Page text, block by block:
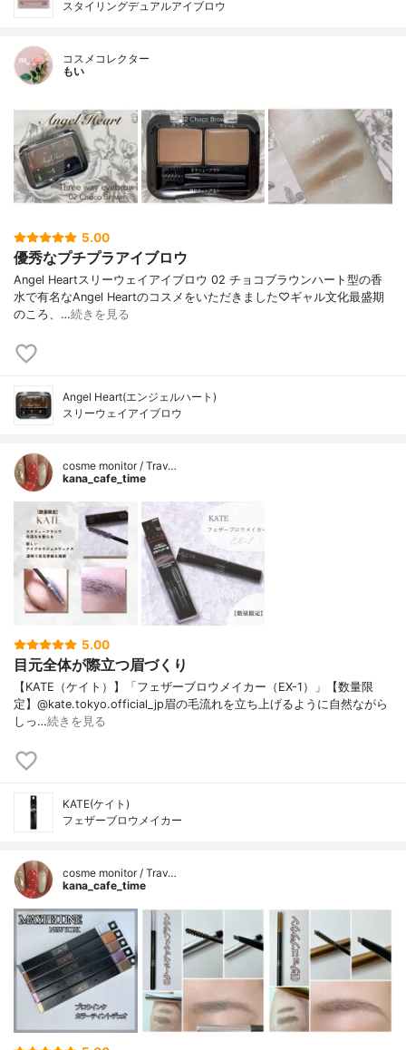
スタイリングデュアルアイブロウ
コスメコレクター
もい
5.00
優秀なプチプラアイブロウ
Angel Heartスリーウェイアイブロウ 02 チョコブラウンハート型の香
水で有名なAngel Heartのコスメをいただきました♡ギャル文化最盛期
のころ、…続きを見る
Angel Heart(エンジェルハート)
スリーウェイアイブロウ
cosme monitor / Trav…
kana_cafe_time
5.00
目元全体が際立つ眉づくり
【KATE（ケイト）】「フェザーブロウメイカー（EX-1）」【数量限
定】@kate.tokyo.official_jp眉の毛流れを立ち上げるように自然ながら
しっ…続きを見る
KATE(ケイト)
フェザーブロウメイカー
cosme monitor / Trav…
kana_cafe_time